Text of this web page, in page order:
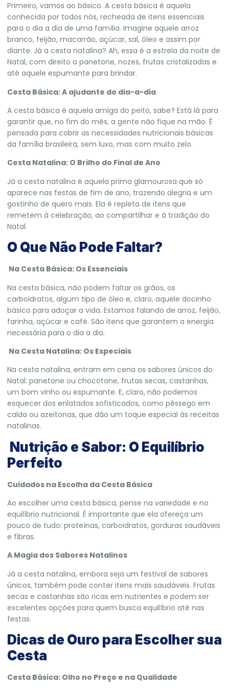
Primeiro, vamos ao básico. A cesta básica é aquela
conhecida por todos nós, recheada de itens essenciais
para o dia a dia de uma família. Imagine aquele arroz
branco, feijão, macarrão, açúcar, sal, óleo e assim por
diante. Já a cesta natalina? Ah, essa é a estrela da noite de
Natal, com direito a panetone, nozes, frutas cristalizadas e
até aquele espumante para brindar.
Cesta Básica: A ajudante do dia-a-dia
A cesta básica é aquela amiga do peito, sabe? Está lá para
garantir que, no fim do mês, a gente não fique na mão. É
pensada para cobrir as necessidades nutricionais básicas
da família brasileira, sem luxo, mas com muito zelo.
Cesta Natalina: O Brilho do Final de Ano
Já a cesta natalina é aquela prima glamourosa que só
aparece nas festas de fim de ano, trazendo alegria e um
gostinho de quero mais. Ela é repleta de itens que
remetem à celebração, ao compartilhar e à tradição do
Natal.
O Que Não Pode Faltar?
Na Cesta Básica: Os Essenciais
Na cesta básica, não podem faltar os grãos, os
carboidratos, algum tipo de óleo e, claro, aquele docinho
básico para adoçar a vida. Estamos falando de arroz, feijão,
farinha, açúcar e café. São itens que garantem a energia
necessária para o dia a dia.
Na Cesta Natalina: Os Especiais
Na cesta natalina, entram em cena os sabores únicos do
Natal: panetone ou chocotone, frutas secas, castanhas,
um bom vinho ou espumante. E, claro, não podemos
esquecer dos enlatados sofisticados, como pêssego em
calda ou azeitonas, que dão um toque especial às receitas
natalinas.
Nutrição e Sabor: O Equilíbrio
Perfeito
Cuidados na Escolha da Cesta Básica
Ao escolher uma cesta básica, pense na variedade e no
equilíbrio nutricional. É importante que ela ofereça um
pouco de tudo: proteínas, carboidratos, gorduras saudáveis
e fibras.
A Magia dos Sabores Natalinos
Já a cesta natalina, embora seja um festival de sabores
únicos, também pode conter itens mais saudáveis. Frutas
secas e castanhas são ricas em nutrientes e podem ser
excelentes opções para quem busca equilíbrio até nas
festas.
Dicas de Ouro para Escolher sua
Cesta
Cesta Básica: Olho no Preço e na Qualidade